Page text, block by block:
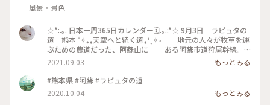
風景・景色
☆*:.｡. 日本一周365日カレンダー🗓.｡.:*☆ 9月3日 ラピュタの
道 熊本 ˚✧₊⁎天空へと続く道⁎⁺˳✧༚ 地元の人々が牧草を運
ぶための農道だった、阿蘇山に ある阿蘇市道狩尾幹線。
断崖絶壁の上に縫うように続 くその姿から『ラピュタの
道』と呼ばれるようになっ た。 阿蘇山の雄大なとこ
ろにさらに素敵な場所があるのは知らなかったです。ここから
山#ラピュタの道#天空へと続く道
2021.09.03
もっとみる
#熊本県 #阿蘇 #ラピュタの道
2020.10.04
もっとみる